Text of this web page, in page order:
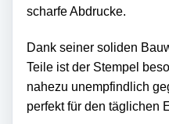
scharfe Abdrucke.
Dank seiner soliden
Teile ist der Stempel
nahezu unempfindlich
perfekt für den täglichen